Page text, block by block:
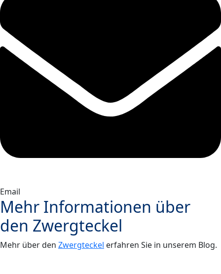
Email
Mehr Informationen über
den Zwergteckel
Mehr über den Zwergteckel erfahren Sie in unserem Blog.